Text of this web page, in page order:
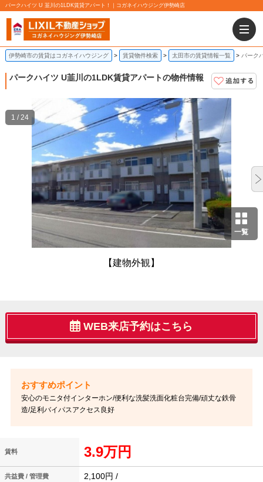
パークハイツ U 韮川の1LDK賃貸アパート！｜コガネイハウジング伊勢崎店
伊勢崎市の賃貸はコガネイハウジング 賃貸物件検索 太田市の賃貸情報一覧 パーク
パークハイツ U韮川の1LDK賃貸アパートの物件情報
一覧
【建物外観】
1 / 24
WEB来店予約はこちら
安心のモニタ付インターホン/便利な洗髪洗面化粧台完備/頑丈な鉄骨
造/足利バイパスアクセス良好
賃料 3.9万円
共益費 / 管理費 2,100円 /